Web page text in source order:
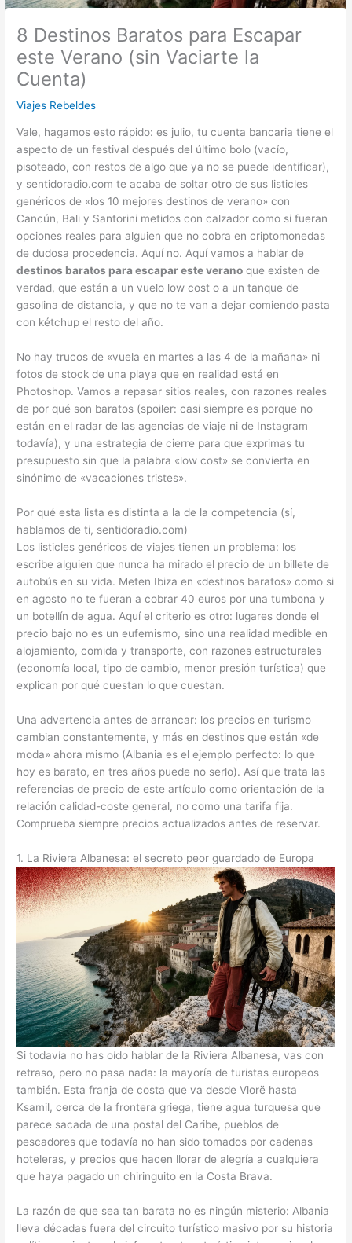
8 Destinos Baratos para Escapar
este Verano (sin Vaciarte la
Cuenta)
Viajes Rebeldes
Vale, hagamos esto rápido: es julio, tu cuenta bancaria tiene el
aspecto de un festival después del último bolo (vacío,
pisoteado, con restos de algo que ya no se puede identificar),
y sentidoradio.com te acaba de soltar otro de sus listicles
genéricos de «los 10 mejores destinos de verano» con
Cancún, Bali y Santorini metidos con calzador como si fueran
opciones reales para alguien que no cobra en criptomonedas
de dudosa procedencia. Aquí no. Aquí vamos a hablar de
destinos baratos para escapar este verano que existen de
verdad, que están a un vuelo low cost o a un tanque de
gasolina de distancia, y que no te van a dejar comiendo pasta
con kétchup el resto del año.
No hay trucos de «vuela en martes a las 4 de la mañana» ni
fotos de stock de una playa que en realidad está en
Photoshop. Vamos a repasar sitios reales, con razones reales
de por qué son baratos (spoiler: casi siempre es porque no
están en el radar de las agencias de viaje ni de Instagram
todavía), y una estrategia de cierre para que exprimas tu
presupuesto sin que la palabra «low cost» se convierta en
sinónimo de «vacaciones tristes».
Por qué esta lista es distinta a la de la competencia (sí,
hablamos de ti, sentidoradio.com)
Los listicles genéricos de viajes tienen un problema: los
escribe alguien que nunca ha mirado el precio de un billete de
autobús en su vida. Meten Ibiza en «destinos baratos» como si
en agosto no te fueran a cobrar 40 euros por una tumbona y
un botellín de agua. Aquí el criterio es otro: lugares donde el
precio bajo no es un eufemismo, sino una realidad medible en
alojamiento, comida y transporte, con razones estructurales
(economía local, tipo de cambio, menor presión turística) que
explican por qué cuestan lo que cuestan.
Una advertencia antes de arrancar: los precios en turismo
cambian constantemente, y más en destinos que están «de
moda» ahora mismo (Albania es el ejemplo perfecto: lo que
hoy es barato, en tres años puede no serlo). Así que trata las
referencias de precio de este artículo como orientación de la
relación calidad-coste general, no como una tarifa fija.
Comprueba siempre precios actualizados antes de reservar.
1. La Riviera Albanesa: el secreto peor guardado de Europa
Si todavía no has oído hablar de la Riviera Albanesa, vas con
retraso, pero no pasa nada: la mayoría de turistas europeos
también. Esta franja de costa que va desde Vlorë hasta
Ksamil, cerca de la frontera griega, tiene agua turquesa que
parece sacada de una postal del Caribe, pueblos de
pescadores que todavía no han sido tomados por cadenas
hoteleras, y precios que hacen llorar de alegría a cualquiera
que haya pagado un chiringuito en la Costa Brava.
La razón de que sea tan barata no es ningún misterio: Albania
lleva décadas fuera del circuito turístico masivo por su historia